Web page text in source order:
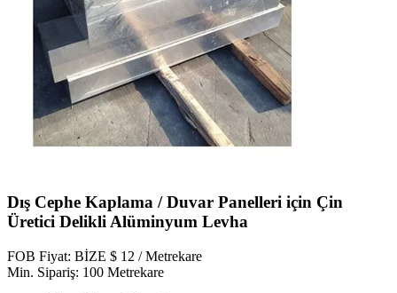
Dış Cephe Kaplama / Duvar Panelleri için Çin
Üretici Delikli Alüminyum Levha
FOB Fiyat: BİZE $ 12 / Metrekare
Min. Sipariş: 100 Metrekare